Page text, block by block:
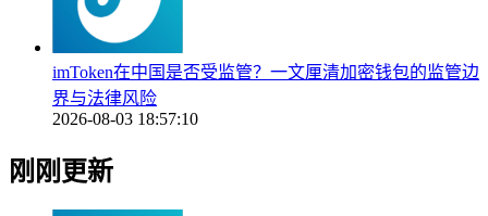
imToken在中国是否受监管？一文厘清加密钱包的监管边
界与法律风险
2026-08-03 18:57:10
刚刚更新